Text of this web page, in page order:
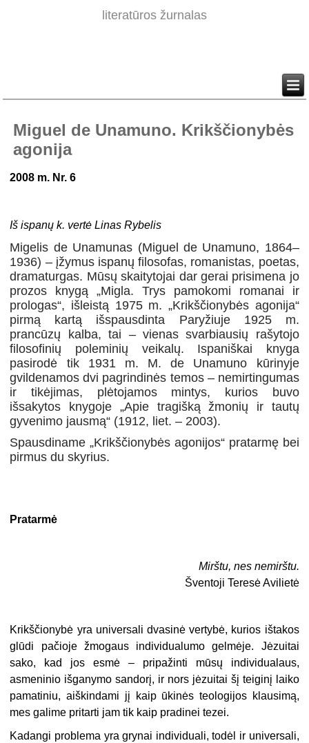
literatūros žurnalas
Miguel de Unamuno. Krikščionybės
agonija
2008 m. Nr. 6
Iš ispanų k. vertė Linas Rybelis
Migelis de Unamunas (Miguel de Unamuno, 1864–
1936) – įžymus ispanų filosofas, romanistas, poetas,
dramaturgas. Mūsų skaitytojai dar gerai prisimena jo
prozos knygą „Migla. Trys pamokomi romanai ir
prologas“, išleistą 1975 m. „Krikščionybės agonija“
pirmą kartą išspausdinta Paryžiuje 1925 m.
prancūzų kalba, tai – vienas svarbiausių rašytojo
filosofinių poleminių veikalų. Ispaniškai knyga
pasirodė tik 1931 m. M. de Unamuno kūrinyje
gvildenamos dvi pagrindinės temos – nemirtingumas
ir tikėjimas, plėtojamos mintys, kurios buvo
išsakytos knygoje „Apie tragišką žmonių ir tautų
gyvenimo jausmą“ (1912, liet. – 2003).
Spausdiname „Krikščionybės agonijos“ pratarmę bei
pirmus du skyrius.
Pratarmė
Mirštu, nes nemirštu.
Šventoji Teresė Avilietė
Krikščionybė yra universali dvasinė vertybė, kurios ištakos
glūdi pačioje žmogaus individualumo gelmėje. Jėzuitai
sako, kad jos esmė – pripažinti mūsų individualaus,
asmeninio išganymo sandorį, ir nors jėzuitai šį teiginį laiko
pamatiniu, aiškindami jį kaip ūkinės teologijos klausimą,
mes galime pritarti jam tik kaip pradinei tezei.
Kadangi problema yra grynai individuali, todėl ir universali,